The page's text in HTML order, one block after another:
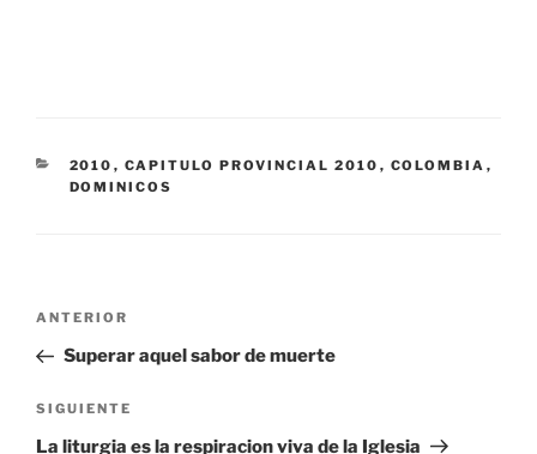
CATEGORÍAS
2010 , CAPITULO PROVINCIAL 2010 , COLOMBIA ,
DOMINICOS
Navegación
entradas
Entrada
anterior:
ANTERIOR
Superar aquel sabor de muerte
Siguiente
entrada
SIGUIENTE
La liturgia es la respiracion viva de la Iglesia